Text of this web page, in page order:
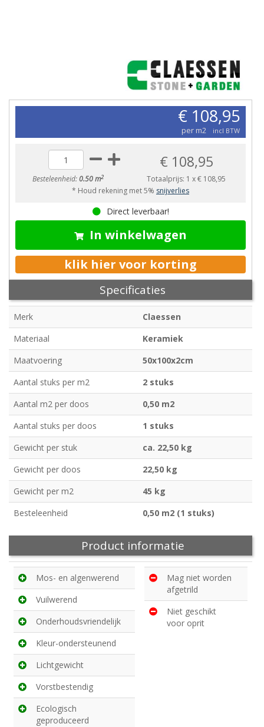
€ 108,95
per m2 incl BTW
Besteleenheid:0.50 m2
€ 108,95
Totaalprijs: 1 x€ 108,95
* Houd rekening met 5% snijverlies
Direct leverbaar!
In winkelwagen
klik hier voor korting
Specificaties
Merk
Claessen
Materiaal
Keramiek
Maatvoering
50x100x2cm
Aantal stuks per m2
2 stuks
Aantal m2 per doos
0,50 m2
Aantal stuks per doos
1 stuks
Gewicht per stuk
ca. 22,50 kg
Gewicht per doos
22,50 kg
Gewicht per m2
45 kg
Besteleenheid
0,50 m2 (1 stuks)
Product informatie
Mos- en algenwerend
Vuilwerend
Onderhoudsvriendelijk
Kleur-ondersteunend
Lichtgewicht
Vorstbestendig
Ecologisch
geproduceerd
Mag niet worden
afgetrild
Niet geschikt
voor oprit